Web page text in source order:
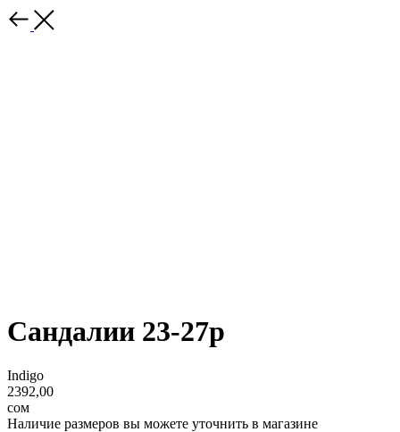
Сандалии 23-27р
Indigo
2392,00
сом
Наличие размеров вы можете уточнить в магазине